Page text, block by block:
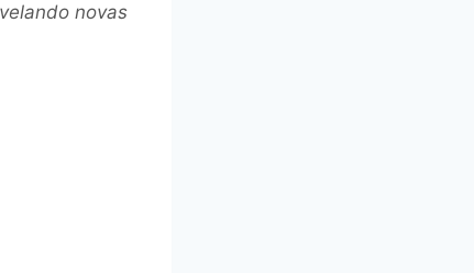
novas